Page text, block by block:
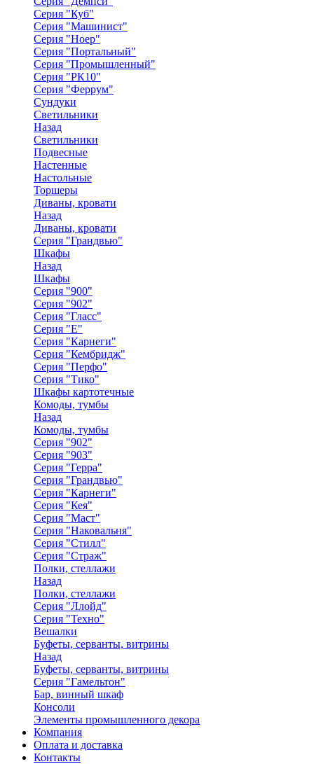
Серия "Куб"
Серия "Машинист"
Серия "Ноер"
Серия "Портальный"
Серия "Промышленный"
Серия "РК10"
Серия "Феррум"
Сундуки
Светильники
Назад
Светильники
Подвесные
Настенные
Настольные
Торшеры
Диваны, кровати
Назад
Диваны, кровати
Серия "Грандвью"
Шкафы
Назад
Шкафы
Серия "900"
Серия "902"
Серия "Гласс"
Серия "Е"
Серия "Карнеги"
Серия "Кембридж"
Серия "Перфо"
Серия "Тико"
Шкафы картотечные
Комоды, тумбы
Назад
Комоды, тумбы
Серия "902"
Серия "903"
Серия "Герра"
Серия "Грандвью"
Серия "Карнеги"
Серия "Кея"
Серия "Маст"
Серия "Наковальня"
Серия "Стилл"
Серия "Страж"
Полки, стеллажи
Назад
Полки, стеллажи
Серия "Ллойд"
Серия "Техно"
Вешалки
Буфеты, серванты, витрины
Назад
Буфеты, серванты, витрины
Серия "Гамельтон"
Бар, винный шкаф
Консоли
Элементы промышленного декора
Компания
Оплата и доставка
Контакты